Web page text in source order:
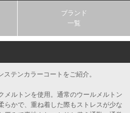
ブランド
一覧
テンカラーコートをご紹介。
メルトンを使用。通常のウールメルトン
らかで、重ね着した際もストレスが少な